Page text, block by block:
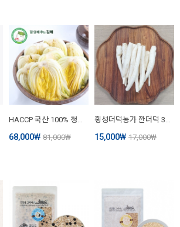
HACCP 국산 100% 청정 강원도 고랭지 괴산 해남 전국 최상품 절임배추 20kg 김채 절임배추 (내일 도착 주문 오전 11시 마감/화/수/목/금요일 배송/공휴일 제외)
68,000₩ 81,000₩
횡성더덕농가 깐더덕 300g
15,000₩ 17,000₩